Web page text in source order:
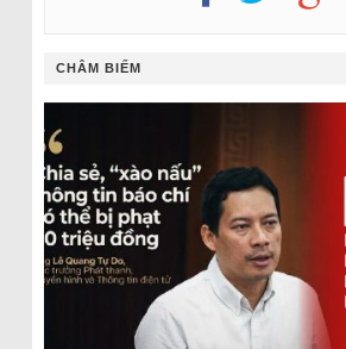
CHÂM BIẾM